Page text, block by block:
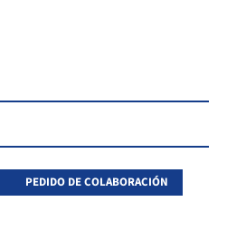
PEDIDO DE COLABORACIÓN